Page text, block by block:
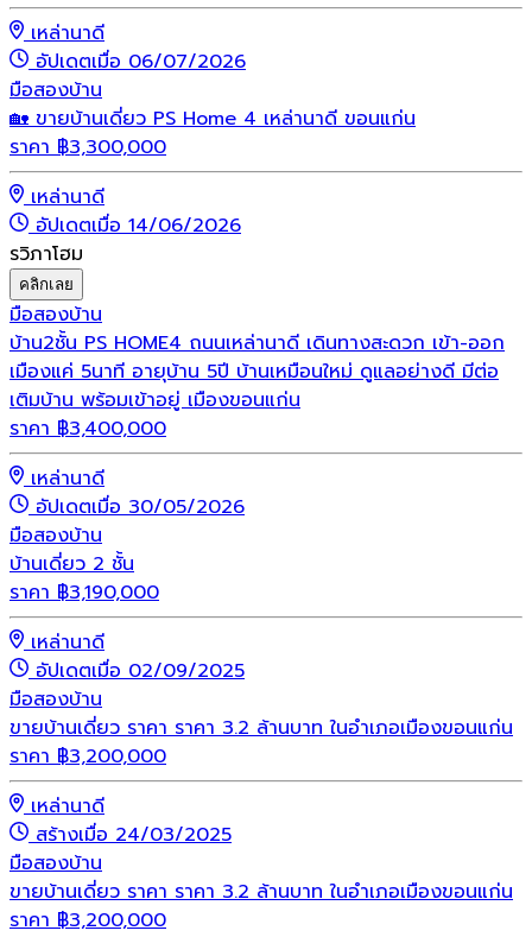
เหล่านาดี
อัปเดตเมื่อ 06/07/2026
มือสองบ้าน
🏡 ขายบ้านเดี่ยว PS Home 4 เหล่านาดี ขอนแก่น
ราคา ฿3,300,000
เหล่านาดี
อัปเดตเมื่อ 14/06/2026
รวิภาโฮม
คลิกเลย
มือสองบ้าน
บ้าน2ชั้น PS HOME4 ถนนเหล่านาดี เดินทางสะดวก เข้า-ออก
เมืองแค่ 5นาที อายุบ้าน 5ปี บ้านเหมือนใหม่ ดูแลอย่างดี มีต่อ
เติมบ้าน พร้อมเข้าอยู่ เมืองขอนแก่น
ราคา ฿3,400,000
เหล่านาดี
อัปเดตเมื่อ 30/05/2026
มือสองบ้าน
บ้านเดี่ยว 2 ชั้น
ราคา ฿3,190,000
เหล่านาดี
อัปเดตเมื่อ 02/09/2025
มือสองบ้าน
ขายบ้านเดี่ยว ราคา ราคา 3.2 ล้านบาท ในอำเภอเมืองขอนแก่น
ราคา ฿3,200,000
เหล่านาดี
สร้างเมื่อ 24/03/2025
มือสองบ้าน
ขายบ้านเดี่ยว ราคา ราคา 3.2 ล้านบาท ในอำเภอเมืองขอนแก่น
ราคา ฿3,200,000